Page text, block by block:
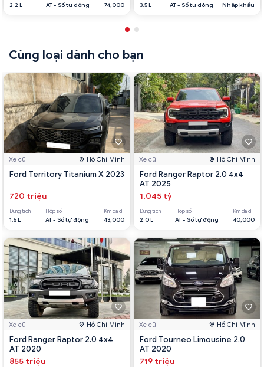
2.2 L AT - Số tự động 74,000 3.5 L AT - Số tự động Nhập khẩu
Cùng loại dành cho bạn
Xe cũ Hồ Chí Minh
Ford Territory Titanium X 2023
720 triệu
Dung tích
1.5 L
Hộp số
AT - Số tự động
Km đã đi
43,000
Xe cũ Hồ Chí Minh
Ford Ranger Raptor 2.0 4x4
AT 2020
855 triệu
Xe cũ Hồ Chí Minh
Ford Ranger Raptor 2.0 4x4
AT 2025
1.045 tỷ
Dung tích
2.0 L
Hộp số
AT - Số tự động
Km đã đi
40,000
Xe cũ Hồ Chí Minh
Ford Tourneo Limousine 2.0
AT 2020
719 triệu